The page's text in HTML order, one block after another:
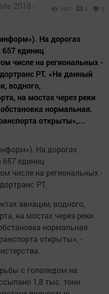
2018 -
1437 0 0
На дорогах
657 единиц
числе на региональных -
РТ. «На данный
водного,
на мостах через реки
нормальная.
открыты»,...
На дорогах
657 единиц
числе на региональных -
РТ.
авиации, водного,
на мостах через реки
нормальная.
открыты», -
с гололедом на
1,8 тыс. тонн